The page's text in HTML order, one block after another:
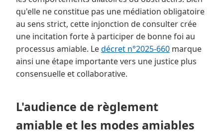
qu'elle ne constitue pas une médiation obligatoire
au sens strict, cette injonction de consulter crée
une incitation forte à participer de bonne foi au
processus amiable. Ledécret n°2025-660 marque
ainsi une étape importante vers une justice plus
consensuelle et collaborative.
L'audience de règlement
amiable et les modes amiables